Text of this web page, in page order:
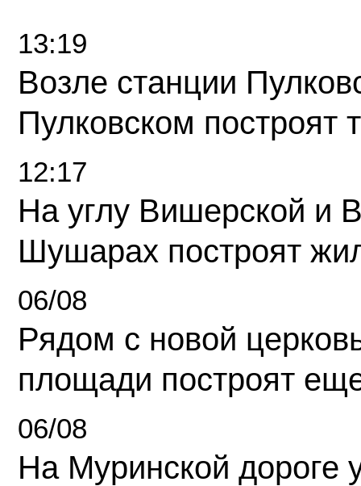
13:19
Возле станции
Пулковском построят
12:17
На углу Вишерской и
Шушарах построят
06/08
Рядом с новой
площади построят
06/08
На Муринской дороге